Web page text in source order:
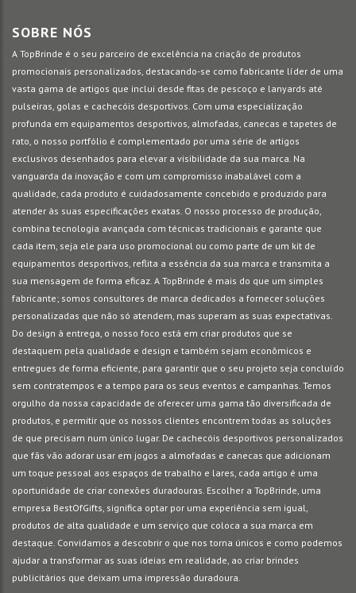
SOBRE NÓS
A TopBrinde é o seu parceiro de excelência na criação de produtos
promocionais personalizados, destacando-se como fabricante líder de uma
vasta gama de artigos que inclui desde fitas de pescoço e lanyards até
pulseiras, golas e cachecóis desportivos. Com uma especialização
profunda em equipamentos desportivos, almofadas, canecas e tapetes de
rato, o nosso portfólio é complementado por uma série de artigos
exclusivos desenhados para elevar a visibilidade da sua marca. Na
vanguarda da inovação e com um compromisso inabalável com a
qualidade, cada produto é cuidadosamente concebido e produzido para
atender às suas especificações exatas. O nosso processo de produção,
combina tecnologia avançada com técnicas tradicionais e garante que
cada item, seja ele para uso promocional ou como parte de um kit de
equipamentos desportivos, reflita a essência da sua marca e transmita a
sua mensagem de forma eficaz. A TopBrinde é mais do que um simples
fabricante; somos consultores de marca dedicados a fornecer soluções
personalizadas que não só atendem, mas superam as suas expectativas.
Do design à entrega, o nosso foco está em criar produtos que se
destaquem pela qualidade e design e também sejam econômicos e
entregues de forma eficiente, para garantir que o seu projeto seja concluído
sem contratempos e a tempo para os seus eventos e campanhas. Temos
orgulho da nossa capacidade de oferecer uma gama tão diversificada de
produtos, e permitir que os nossos clientes encontrem todas as soluções
de que precisam num único lugar. De cachecóis desportivos personalizados
que fãs vão adorar usar em jogos a almofadas e canecas que adicionam
um toque pessoal aos espaços de trabalho e lares, cada artigo é uma
oportunidade de criar conexões duradouras. Escolher a TopBrinde, uma
empresa BestOfGifts, significa optar por uma experiência sem igual,
produtos de alta qualidade e um serviço que coloca a sua marca em
destaque. Convidamos a descobrir o que nos torna únicos e como podemos
ajudar a transformar as suas ideias em realidade, ao criar brindes
publicitários que deixam uma impressão duradoura.